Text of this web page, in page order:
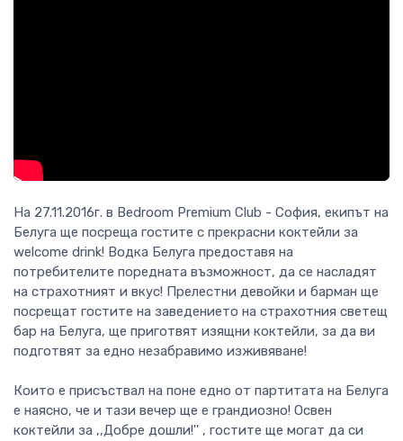
На 27.11.2016г. в Bedroom Premium Club - София, екипът на
Белуга ще посреща гостите с прекрасни коктейли за
welcome drink! Водка Белуга предоставя на
потребителите поредната възможност, да се насладят
на страхотният и вкус! Прелестни девойки и барман ще
посрещат гостите на заведението на страхотния светещ
бар на Белуга, ще приготвят изящни коктейли, за да ви
подготвят за едно незабравимо изживяване!
Които е присъствал на поне едно от партитата на Белуга
е наясно, че и тази вечер ще е грандиозно! Освен
коктейли за ,,Добре дошли!'' , гостите ще могат да си